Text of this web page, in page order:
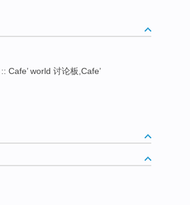
Cafe’ world 讨论板,Cafe’